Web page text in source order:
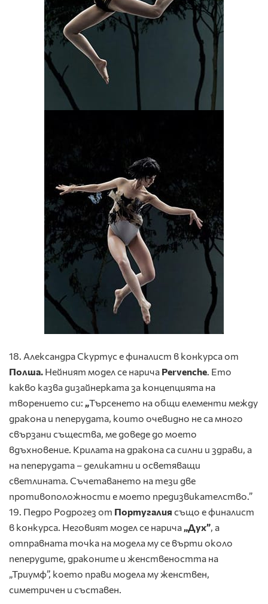
18. Александра Скуртус е финалист в конкурса от
Полша. Нейният модел се нарича Pervenche. Ето
какво казва дизайнерката за концепцията на
творението си: „Търсенето на общи елементи между
дракона и пеперудата, които очевидно не са много
свързани същества, ме доведе до моето
вдъхновение. Крилата на дракона са силни и здрави, а
на пеперудата – деликатни и осветяващи
светлината. Съчетаването на тези две
противоположности е моето предизвикателство.”
19. Педро Родрогез от Португалия също е финалист
в конкурса. Неговият модел се нарича „Дух”, а
отправната точка на модела му се върти около
пеперудите, драконите и женствеността на
„Триумф”, което прави модела му женствен,
симетричен и съставен.